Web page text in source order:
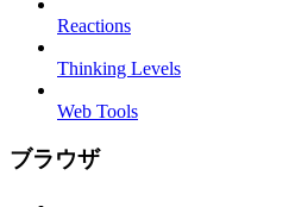
Reactions
Thinking Levels
Web Tools
ブラウザ